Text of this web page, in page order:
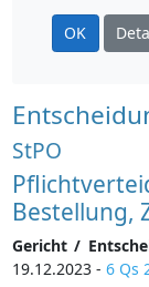
OK
StPO
Bestellung,
Gericht /
19.12.2023 - 6 Qs